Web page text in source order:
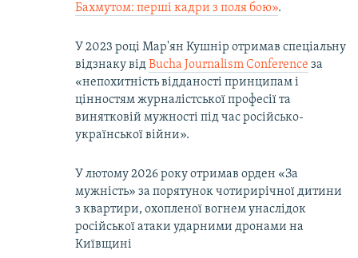
Бахмутом: перші кадри з поля бою».
У 2023 році Мар'ян Кушнір отримав спеціальну
відзнаку відBucha Journalism Conference за
«непохитність відданості принципам і
цінностям журналістської професії та
винятковій мужності під час російсько-
української війни».
У лютому 2026 року отримав орден «За
мужність» за порятунок чотирирічної дитини
з квартири, охопленої вогнем унаслідок
російської атаки ударними дронами на
Київщині